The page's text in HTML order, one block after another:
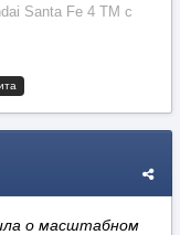
Santa Fe 4 TM с
о масштабном